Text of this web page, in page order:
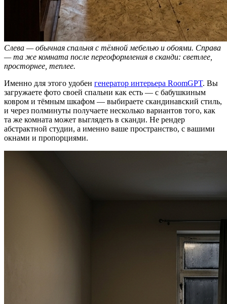
Слева — обычная спальня с тёмной мебелью и обоями. Справа
— та же комната после переоформления в сканди: светлее,
просторнее, теплее.
Именно для этого удобен генератор интерьера RoomGPT. Вы
загружаете фото своей спальни как есть — с бабушкиным
ковром и тёмным шкафом — выбираете скандинавский стиль,
и через полминуты получаете несколько вариантов того, как
та же комната может выглядеть в сканди. Не рендер
абстрактной студии, а именно ваше пространство, с вашими
окнами и пропорциями.